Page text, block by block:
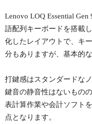
Lenovo LOQ Essential
語配列キーボードを搭載
化したレイアウトで、キ
分もありますが、基本的
打鍵感はスタンダードな
鍵音の静音性はないもの
表計算作業や会計ソフト
点となります。